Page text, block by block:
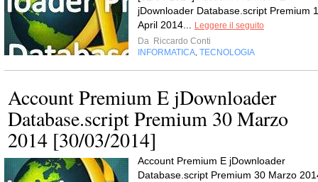
jDownloader Database.script Premium 1
April 2014...
Leggere il seguito
Da Riccardo Conti
INFORMATICA TECNOLOGIA
Account Premium E jDownloader
Database.script Premium 30 Marzo
2014 [30/03/2014]
Account Premium E jDownloader
Database.script Premium 30 Marzo